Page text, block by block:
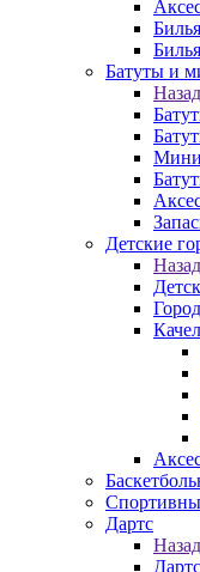
Батуты и
Назад
Детские
Назад
Дартс
Назад
Дартс